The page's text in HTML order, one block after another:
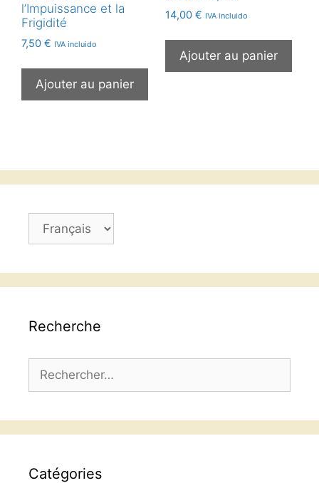
l’Impuissance et la
Frigidité
7,50 € IVA incluido
Ajouter au panier
14,00 € IVA incluido
Ajouter au panier
Choisir
Recherche
Catégories